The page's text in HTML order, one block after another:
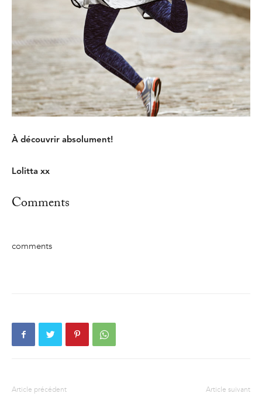
À découvrir absolument!
Lolitta xx
Comments
comments
Article précédent Article suivant